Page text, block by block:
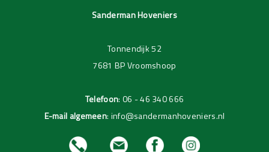
Sanderman Hoveniers
Tonnendijk 52
7681 BP Vroomshoop
Telefoon: 06 - 46 340 666
E-mail algemeen: info@sandermanhoveniers.nl